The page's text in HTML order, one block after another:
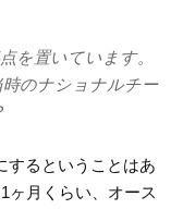
を置いています。
時のナショナルチー
するということはあ
ヶ月くらい、オース